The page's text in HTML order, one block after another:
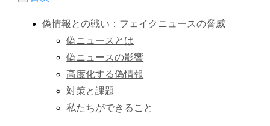
偽情報との戦い：フェイクニュースの脅威
偽ニュースとは
偽ニュースの影響
高度化する偽情報
対策と課題
私たちができること